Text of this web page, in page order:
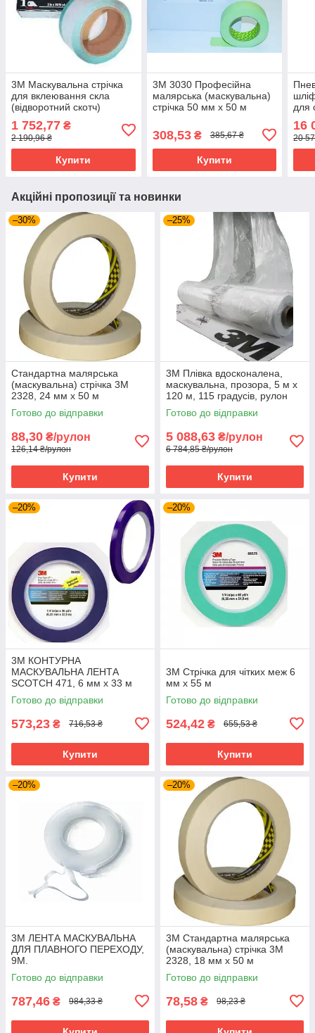
3M Маскувальна стрічка
для вклеювання скла
(відворотний скотч)
1 752,77 ₴
2 190,96 ₴
Купити
3M 3030 Професійна
малярська (маскувальна)
стрічка 50 мм x 50 м
308,53₴ 385,67 ₴
Купити
для
16
20
Акційні пропозиції та новинки
–30%
Стандартна малярська
(маскувальна) стрічка 3M
2328, 24 мм x 50 м
Готово до відправки
88,30 ₴/рулон
126,14 ₴/рулон
Купити
–25%
3M Плівка вдосконалена,
маскувальна, прозора, 5 м х
120 м, 115 градусів, рулон
Готово до відправки
5 088,63 ₴/рулон
6 784,85 ₴/рулон
Купити
–20%
3M КОНТУРНА
МАСКУВАЛЬНА ЛЕНТА
SCOTCH 471, 6 мм х 33 м
Готово до відправки
573,23 ₴ 716,53 ₴
Купити
–20%
3М Стрічка для чітких меж 6
мм х 55 м
Готово до відправки
524,42 ₴ 655,53 ₴
Купити
–20%
3M ЛЕНТА МАСКУВАЛЬНА
ДЛЯ ПЛАВНОГО ПЕРЕХОДУ,
9М.
Готово до відправки
787,46 ₴ 984,33 ₴
–20%
3M Стандартна малярська
(маскувальна) стрічка 3M
2328, 18 мм x 50 м
Готово до відправки
78,58 ₴ 98,23 ₴